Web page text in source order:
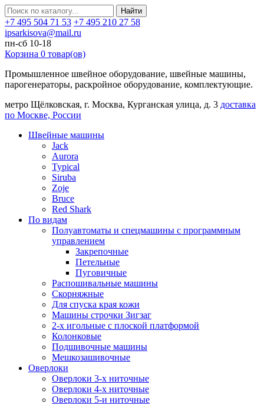
Найти
+7 495 504 71 53 +7 495 210 27 58
ipsarkisova@mail.ru
пн-сб 10-18
Корзина 0 товар(ов)
Промышленное швейное оборудование, швейные машины,
парогенераторы, раскройное оборудование, комплектующие.
метро Щёлковская, г. Москва, Курганская улица, д. 3 доставка
по Москве, России
Швейные машины
Jack
Aurora
Typical
Siruba
Zoje
Bruce
Red Shark
По видам
Полуавтоматы и спецмашины с программным
управлением
Закрепочные
Петельные
Пуговичные
Распошивальные машины
Скорняжные
Для спуска края кожи
Машины строчки Зигзаг
2-х игольные с плоской платформой
Колонковые
Подшивочные машины
Мешкозашивочные
Оверлоки
Оверлоки 3-х ниточные
Оверлоки 4-х ниточные
Оверлоки 5-и ниточные